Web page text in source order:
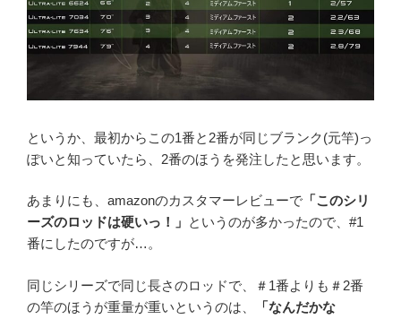
というか、最初からこの1番と2番が同じブランク(元竿)っ
ぽいと知っていたら、2番のほうを発注したと思います。
あまりにも、amazonのカスタマーレビューで 「このシリ
ーズのロッドは硬いっ！」 というのが多かったので、#1
番にしたのですが…。
同じシリーズで同じ長さのロッドで、＃1番よりも＃2番
の竿のほうが重量が重いというのは、
「なんだかな